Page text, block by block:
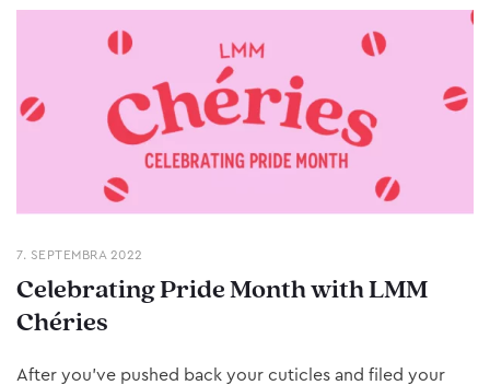
7. SEPTEMBRA 2022
Celebrating Pride Month with LMM
Chéries
After you’ve pushed back your cuticles and filed your